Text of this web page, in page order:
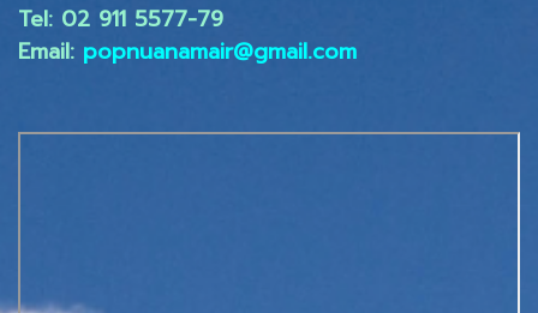
Tel: 02 ​911 5577-79
Email: popnuanamair@gmail.com